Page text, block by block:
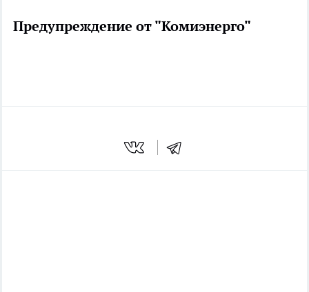
Предупреждение от "Комиэнерго"